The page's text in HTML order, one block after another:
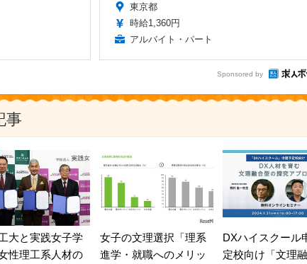
東京都
時給1,360円
アルバイト・パート
Sponsored by
事
大と実践女子学
性理工系人材の
女子の文理選択「理系
進学・就職へのメリッ
DXハイスクール
定校向け「文理